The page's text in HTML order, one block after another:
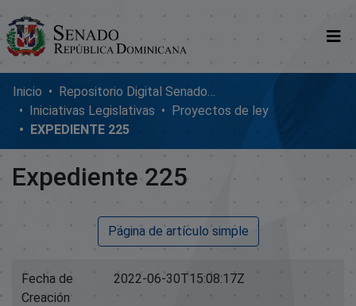
Comunidades
Glosario
Nosotros
Inicio
Repositorio Digital SenadoRD
Iniciativas Legislativas
Proyectos de ley
EXPEDIENTE 225
Expediente 225
Página de artículo simple
Fecha de
Creación
2022-06-30T15:08:17Z